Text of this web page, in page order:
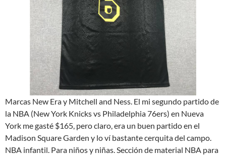
Marcas New Era y Mitchell and Ness. El mi segundo partido de
la NBA (New York Knicks vs Philadelphia 76ers) en Nueva
York me gasté $165, pero claro, era un buen partido en el
Madison Square Garden y lo ví bastante cerquita del campo.
NBA infantil. Para niños y niñas. Sección de material NBA para